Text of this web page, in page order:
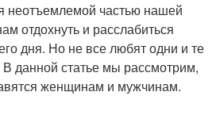
неотъемлемой частью нашей
отдохнуть и расслабиться
дня. Но не все любят одни и те
данной статье мы рассмотрим,
женщинам и мужчинам.